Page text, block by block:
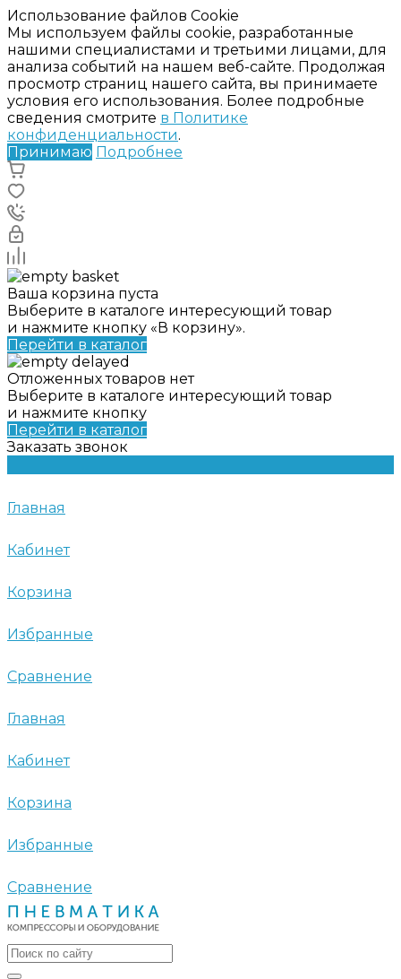
Использование файлов Cookie
Мы используем файлы cookie, разработанные
нашими специалистами и третьими лицами, для
анализа событий на нашем веб-сайте. Продолжая
просмотр страниц нашего сайта, вы принимаете
условия его использования. Более подробные
сведения смотрите в Политике
конфиденциальности.
Принимаю Подробнее
Ваша корзина пуста
Выберите в каталоге интересующий товар
и нажмите кнопку «В корзину».
Перейти в каталог
Отложенных товаров нет
Выберите в каталоге интересующий товар
и нажмите кнопку
Перейти в каталог
Заказать звонок
Главная
Кабинет
Корзина
Избранные
Сравнение
Главная
Кабинет
Корзина
Избранные
Сравнение